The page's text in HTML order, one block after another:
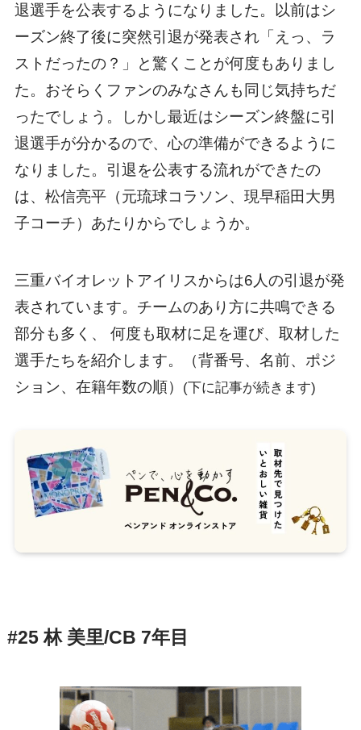
退選手を公表するようになりました。以前はシ
ーズン終了後に突然引退が発表され「えっ、ラ
ストだったの？」と驚くことが何度もありまし
た。おそらくファンのみなさんも同じ気持ちだ
ったでしょう。しかし最近はシーズン終盤に引
退選手が分かるので、心の準備ができるように
なりました。引退を公表する流れができたの
は、松信亮平（元琉球コラソン、現早稲田大男
子コーチ）あたりからでしょうか。
三重バイオレットアイリスからは6人の引退が発
表されています。チームのあり方に共鳴できる
部分も多く、 何度も取材に足を運び、取材した
選手たちを紹介します。（背番号、名前、ポジ
ション、在籍年数の順）
(下に記事が続きます)
#25 林 美里/CB 7年目